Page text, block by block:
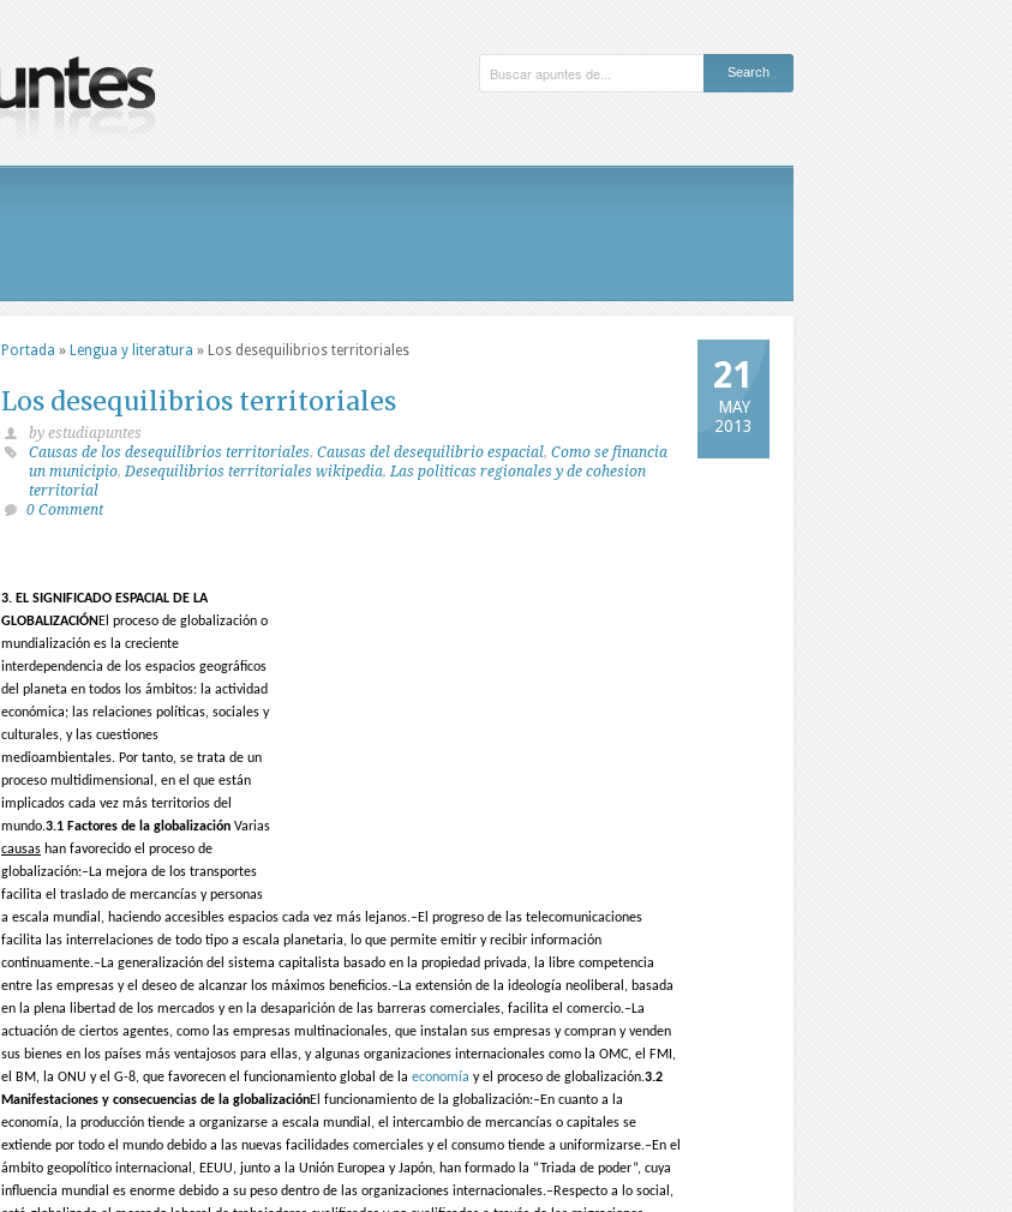
21
MAY
2013
Portada » Lengua y literatura » Los desequilibrios territoriales
Los desequilibrios territoriales
by estudiapuntes
Causas de los desequilibrios territoriales, Causas del desequilibrio espacial, Como se financia
un municipio,Desequilibrios territoriales wikipedia,Las politicas regionales y de cohesion
territorial
0 Comment
3. EL SIGNIFICADO ESPACIAL DE LA
GLOBALIZACIÓN El proceso de globalización o
mundialización es la creciente
interdependencia de los espacios geográficos
del planeta en todos los ámbitos: la actividad
económica; las relaciones políticas, sociales y
culturales, y las cuestiones
medioambientales. Por tanto, se trata de un
proceso multidimensional, en el que están
implicados cada vez más territorios del
mundo.3.1 Factores de la globalización Varias
causas han favorecido el proceso de
globalización:–La mejora de los transportes
facilita el traslado de mercancías y personas
a escala mundial, haciendo accesibles espacios cada vez más lejanos.–El progreso de las telecomunicaciones
facilita las interrelaciones de todo tipo a escala planetaria, lo que permite emitir y recibir información
continuamente.–La generalización del sistema capitalista basado en la propiedad privada, la libre competencia
entre las empresas y el deseo de alcanzar los máximos beneficios.–La extensión de la ideología neoliberal, basada
en la plena libertad de los mercados y en la desaparición de las barreras comerciales, facilita el comercio.–La
actuación de ciertos agentes, como las empresas multinacionales, que instalan sus empresas y compran y venden
sus bienes en los países más ventajosos para ellas, y algunas organizaciones internacionales como la OMC, el FMI,
el BM, la ONU y el G-8, que favorecen el funcionamiento global de la economía y el proceso de globalización.3.2
Manifestaciones y consecuencias de la globalizaciónEl funcionamiento de la globalización:–En cuanto a la
economía, la producción tiende a organizarse a escala mundial, el intercambio de mercancías o capitales se
extiende por todo el mundo debido a las nuevas facilidades comerciales y el consumo tiende a uniformizarse.–En el
ámbito geopolítico internacional, EEUU, junto a la Unión Europea y Japón, han formado la “Triada de poder”, cuya
influencia mundial es enorme debido a su peso dentro de las organizaciones internacionales.–Respecto a lo social,